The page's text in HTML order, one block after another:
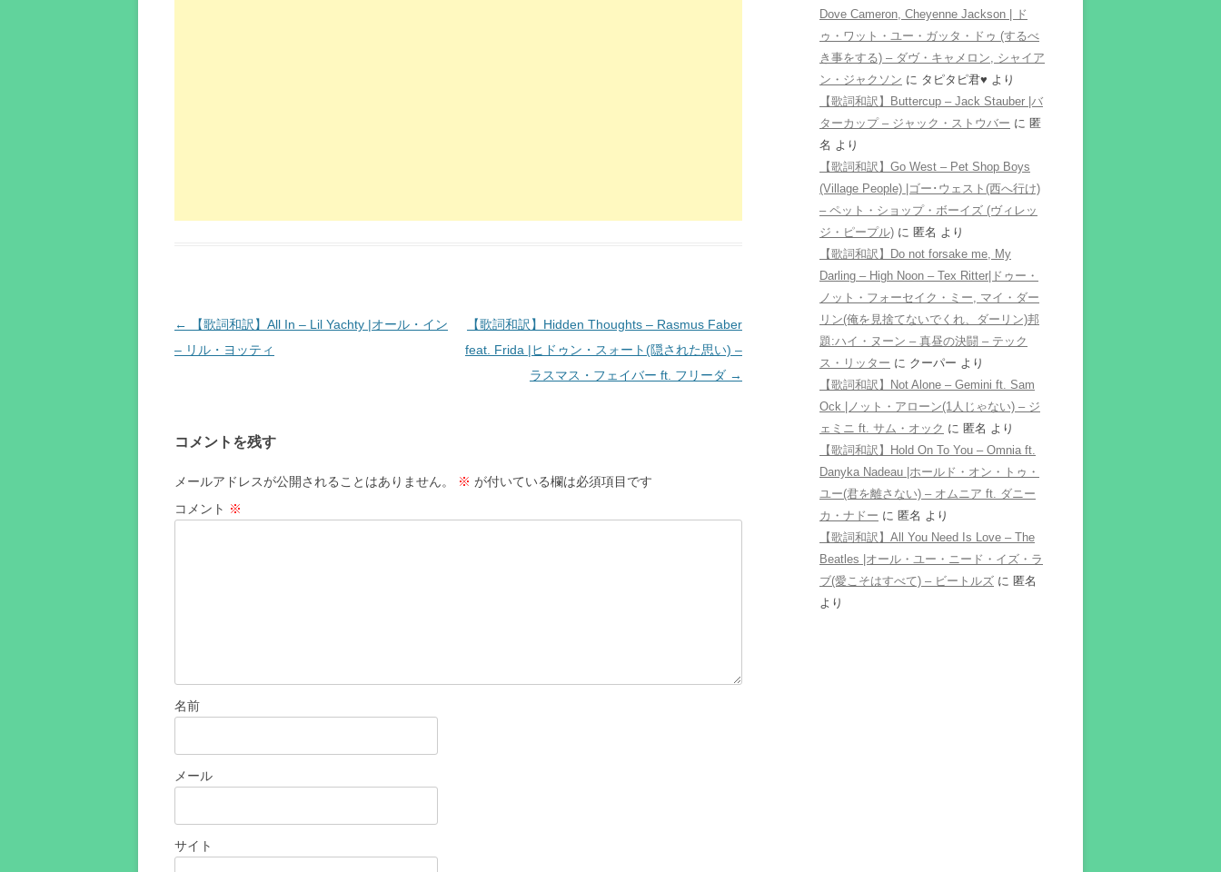
投
稿
ー
シ
ョ
←
【歌詞和訳】All In – Lil Yachty |オール・イン
– リル・ヨッティ
【歌詞和訳】Hidden Thoughts – Rasmus Faber
feat. Frida |ヒドゥン・スォート(隠された思い) –
ラスマス・フェイバー ft. フリーダ →
コメントを残す
メールアドレスが公開されることはありません。 ※ が付いている欄は必須項目です
コメント ※
名前
メール
サイト
Dove Cameron, Cheyenne Jackson | ド
ゥ・ワット・ユー・ガッタ・ドゥ (するべ
き事をする) – ダヴ・キャメロン, シャイア
ン・ジャクソン に タピタピ君♥️ より
【歌詞和訳】Buttercup – Jack Stauber |バ
ターカップ – ジャック・ストウバー に 匿
名 より
【歌詞和訳】Go West – Pet Shop Boys
(Village People) |ゴー･ウェスト(西へ行け)
– ペット・ショップ・ボーイズ (ヴィレッ
ジ・ピープル) に 匿名 より
【歌詞和訳】Do not forsake me, My
Darling – High Noon – Tex Ritter|ドゥー・
ノット・フォーセイク・ミー, マイ・ダー
リン(俺を見捨てないでくれ、ダーリン)邦
題:ハイ・ヌーン – 真昼の決闘 – テック
ス・リッター に クーパー より
【歌詞和訳】Not Alone – Gemini ft. Sam
Ock |ノット・アローン(1人じゃない) – ジ
ェミニ ft. サム・オック に 匿名 より
【歌詞和訳】Hold On To You – Omnia ft.
Danyka Nadeau |ホールド・オン・トゥ・
ユー(君を離さない) – オムニア ft. ダニー
カ・ナドー に 匿名 より
【歌詞和訳】All You Need Is Love – The
Beatles |オール・ユー・ニード・イズ・ラ
ブ(愛こそはすべて) – ビートルズ に 匿名
より